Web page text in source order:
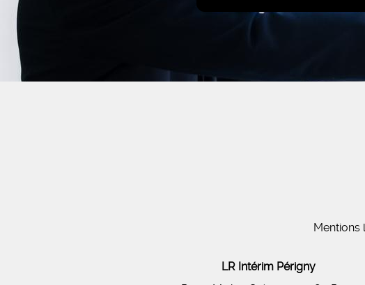
Mentions
LR Intérim Périgny